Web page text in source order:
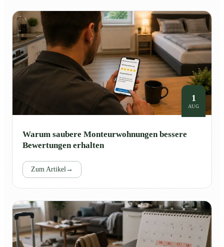
1
AUG
Warum saubere Monteurwohnungen bessere
Bewertungen erhalten
Zum Artikel→